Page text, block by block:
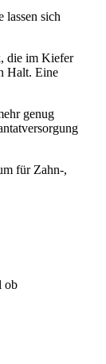
lassen sich
die im Kiefer
Halt. Eine
genug
für Zahn-,
ob